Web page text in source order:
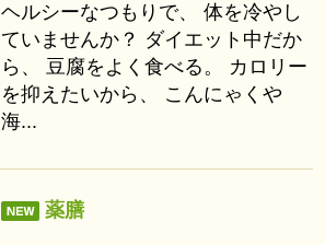
ヘルシーなつもりで、 体を冷やし
ていませんか？ ダイエット中だか
ら、 豆腐をよく食べる。 カロリー
を抑えたいから、 こんにゃくや
海...
薬膳